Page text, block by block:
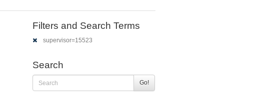
Filters and Search Terms
supervisor=15523
Search
Go!